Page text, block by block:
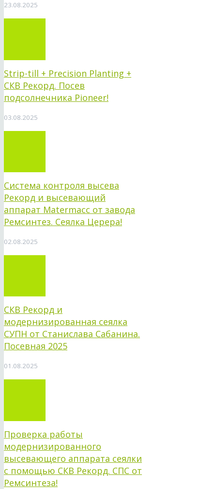
23.08.2025
Strip-till + Precision Planting +
СКВ Рекорд. Посев
подсолнечника Pioneer!
03.08.2025
Система контроля высева
Рекорд и высевающий
аппарат Matermacc от завода
Ремсинтез. Сеялка Церера!
02.08.2025
СКВ Рекорд и
модернизированная сеялка
СУПН от Станислава Сабанина.
Посевная 2025
01.08.2025
Проверка работы
модернизированного
высевающего аппарата сеялки
с помощью СКВ Рекорд. СПС от
Ремсинтеза!